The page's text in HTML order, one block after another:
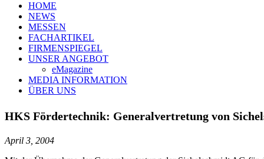
HOME
NEWS
MESSEN
FACHARTIKEL
FIRMENSPIEGEL
UNSER ANGEBOT
eMagazine
MEDIA INFORMATION
ÜBER UNS
HKS Fördertechnik: Generalvertretung von
April 3, 2004